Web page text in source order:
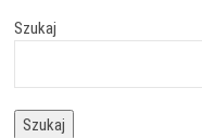
Szukaj
Szukaj